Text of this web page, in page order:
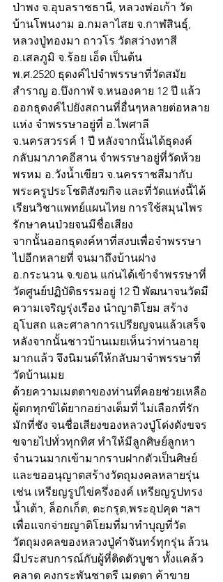
ป่าพง จ.อุบลราชธานี, หลวงพ่อเก้า วัด
บ้านโพนงาม อ.กมลาไสย จ.กาฬสินธุ์,
หลวงปู่ทองมา ถาวโร วัดสว่างทาสี
อ.เสลภูมิ จ.ร้อย เอ็ด เป็นต้น
พ.ศ.2520 ธุดงค์ไปจำพรรษาที่วัดสมัย
สำราญ อ.บึงกาฬ จ.หนองคาย 12 ปี แล้ว
ออกธุดงค์ไปยังสถานที่อื่นๆหลายต่อหลาย
แห่ง จำพรรษาอยู่ที่ อ.ไพศาลี
จ.นครสวรรค์ 1 ปี หลังจากนั้นได้ธุดงค์
กลับมาภาคอีสาน จำพรรษาอยู่ที่วัดห้วย
พรหม อ.วังน้ำเขียว จ.นครราชสีมากับ
พระครูประโชติสังฆกิจ และที่วัดแห่งนี้ได้
เรียนวิชาแพทย์แผนไทย การใช้สมุนไพร
รักษาคนป่วยจนมีชื่อเสียง
จากนั้นออกธุดงค์หาที่สงบเพื่อจำพรรษา
ไปอีกหลายที่ จนมาถึงบ้านฝาง
อ.กระนวน จ.ขอน แก่นได้เข้าจำพรรษาที่
วัดศูนย์ปฏิบัติธรรมอยู่ 12 ปี พัฒนาจนวัดมี
ความเจริญรุ่งเรือง นำญาติโยม สร้าง
อุโบสถ และศาลาการเปรียญจนแล้วเสร็จ
หลังจากนั้นชาวบ้านเมยเห็นว่าท่านอายุ
มากแล้ว จึงนิมนต์ให้กลับมาจำพรรษาที่
วัดบ้านเมย
ด้วยความเมตตาของท่านที่คอยช่วยเหลือ
ผู้ตกทุกข์ได้ยากอย่างเต็มที่ ไม่เลือกที่รัก
มักที่ชัง จนชื่อเสียงของหลวงปู่โด่งดังขจร
ขจายไปทั่วทุกทิศ ทำให้มีลูกศิษย์ลูกหา
จำนวนมากเข้ามากราบฝากตัวเป็นศิษย์
และขออนุญาตสร้างวัตถุมงคลหลายรุ่น
เช่น เหรียญรูปไข่ครึ่งองค์ เหรียญรูปทรง
น้ำเต้า, ล็อกเก็ต, ตะกรุด,พระอุปคุต ฯลฯ
เพื่อแจกจ่ายญาติโยมที่มาทำบุญที่วัด
วัตถุมงคลของหลวงปู่คำจันทร์ทุกรุ่น ล้วน
มีประสบการณ์กับผู้ที่ติดตัวบูชา ทั้งแคล้ว
คลาด คงกระพันชาตรี เมตตา ค้าขาย